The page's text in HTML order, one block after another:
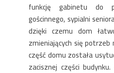
funkcję gabinetu do
gościnnego, sypialni
dzięki czemu dom
zmieniających się
część domu została
zacisznej części